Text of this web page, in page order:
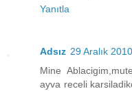
Yanıtla
Adsız 29 Aralık
Mine
ayva receli